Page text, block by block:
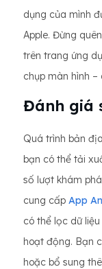
dụng của mình
Apple. Đừng
trên trang ứng
chụp màn hình –
Đánh giá
Quá trình bản
bạn có thể tải
số lượt khám
cung cấp App
có thể lọc dữ
hoạt động. Bạn
hoặc bổ sung